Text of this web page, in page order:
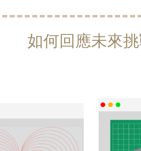
如何回應未來
– 認